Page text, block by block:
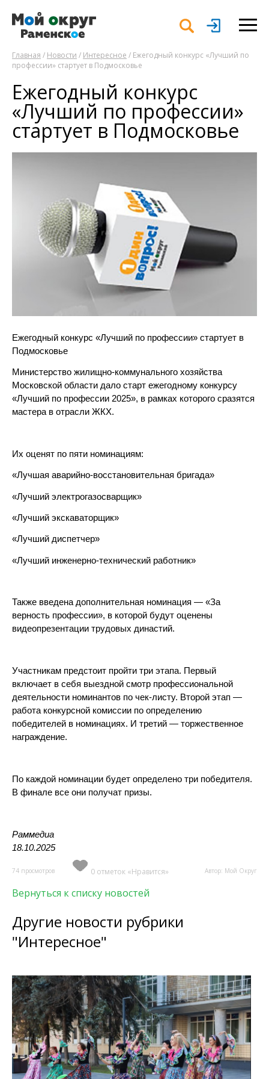
Главная / Новости / Интересное / Ежегодный конкурс «Лучший по
профессии» стартует в Подмосковье
Ежегодный конкурс
«Лучший по профессии»
стартует в Подмосковье
Ежегодный конкурс «Лучший по профессии» стартует в
Подмосковье
Министерство жилищно-коммунального хозяйства
Московской области дало старт ежегодному конкурсу
«Лучший по профессии 2025», в рамках которого сразятся
мастера в отрасли ЖКХ.
Их оценят по пяти номинациям:
«Лучшая аварийно-восстановительная бригада»
«Лучший электрогазосварщик»
«Лучший экскаваторщик»
«Лучший диспетчер»
«Лучший инженерно-технический работник»
Также введена дополнительная номинация — «За
верность профессии», в которой будут оценены
видеопрезентации трудовых династий.
Участникам предстоит пройти три этапа. Первый
включает в себя выездной смотр профессиональной
деятельности номинантов по чек-листу. Второй этап —
работа конкурсной комиссии по определению
победителей в номинациях. И третий — торжественное
награждение.
По каждой номинации будет определено три победителя.
В финале все они получат призы.
Раммедиа
18.10.2025
74 просмотров 0 отметок «Нравится» Автор: Мой Округ
Вернуться к списку новостей
Другие новости рубрики
"Интересное"